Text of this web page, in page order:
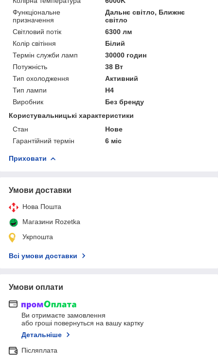
Функціональне
призначення
Дальнє світло, Ближнє
світло
Світловий потік
6300 лм
Колір світіння
Білий
Термін служби ламп
30000 годин
Потужність
38 Вт
Тип охолодження
Активний
Тип лампи
H4
Виробник
Без бренду
Користувальницькі характеристики
Стан
Нове
Гарантійний термін
6 міс
Приховати
Умови доставки
Нова Пошта
Магазини Rozetka
Укрпошта
Всі умови доставки
Умови оплати
Ви отримаєте замовлення
або гроші повернуться на вашу картку
Детальніше
Післяплата